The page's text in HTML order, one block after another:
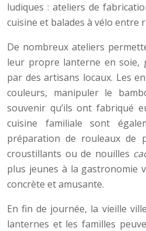
ludiques : ateliers de
cuisine et balades à vélo entre
De nombreux ateliers
leur propre lanterne en soie,
par des artisans locaux. Les
couleurs, manipuler le
souvenir qu’ils ont fabriqué
cuisine familiale sont
préparation de rouleaux de
croustillants ou de nouilles
plus jeunes à la gastronomie
concrète et amusante.
En fin de journée, la vieille
lanternes et les familles